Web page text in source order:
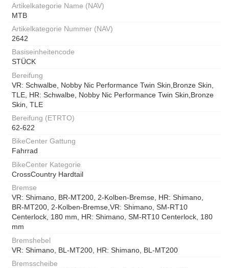
Artikelkategorie Name (NAV)
MTB
Artikelkategorie Nummer (NAV)
2642
Basiseinheitencode
STÜCK
Bereifung
VR: Schwalbe, Nobby Nic Performance Twin Skin,Bronze Skin,
TLE, HR: Schwalbe, Nobby Nic Performance Twin Skin,Bronze
Skin, TLE
Bereifung (ETRTO)
62-622
BikeCenter Gattung
Fahrrad
BikeCenter Kategorie
CrossCountry Hardtail
Bremse
VR: Shimano, BR-MT200, 2-Kolben-Bremse, HR: Shimano,
BR-MT200, 2-Kolben-Bremse,VR: Shimano, SM-RT10
Centerlock, 180 mm, HR: Shimano, SM-RT10 Centerlock, 180
mm
Bremshebel
VR: Shimano, BL-MT200, HR: Shimano, BL-MT200
Bremsscheibe